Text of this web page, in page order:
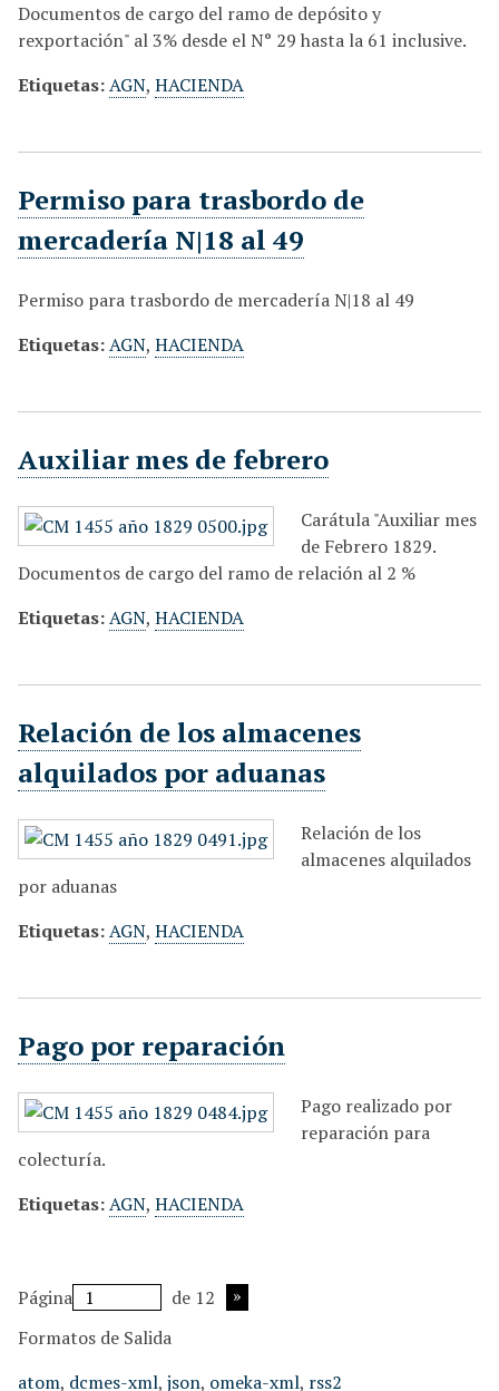
Documentos de cargo del ramo de depósito y
rexportación" al 3% desde el N° 29 hasta la 61 inclusive.
Etiquetas:AGN, HACIENDA
Permiso para trasbordo de
mercadería N|18 al 49
Permiso para trasbordo de mercadería N|18 al 49
Etiquetas:AGN, HACIENDA
Auxiliar mes de febrero
Carátula "Auxiliar mes
de Febrero 1829.
Documentos de cargo del ramo de relación al 2 %
Etiquetas:AGN, HACIENDA
Relación de los almacenes
alquilados por aduanas
Relación de los
almacenes alquilados
por aduanas
Etiquetas:AGN, HACIENDA
Pago por reparación
Pago realizado por
reparación para
colecturía.
Etiquetas:AGN, HACIENDA
Página
de 12
Formatos de Salida
atom, dcmes-xml, json, omeka-xml, rss2